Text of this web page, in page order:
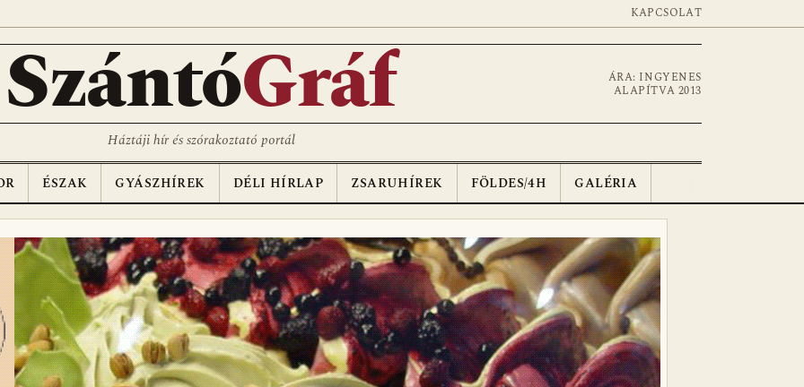
KAPCSOLAT
SzántóGráf
ÁRA: INGYENES
ALAPÍTVA 2013
Háztáji hír és szórakoztató portál
ÉSZAK GYÁSZHÍREK DÉLI HÍRLAP ZSARUHÍREK FÖLDES/4H GALÉRIA